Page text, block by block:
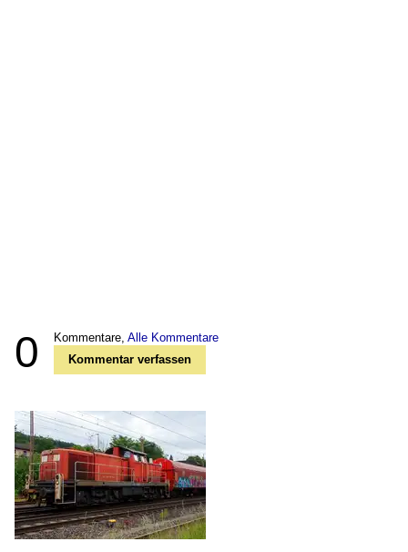
0 Kommentare, Alle Kommentare
Kommentar verfassen